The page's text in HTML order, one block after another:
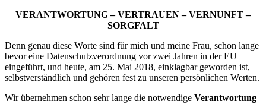
VERANTWORTUNG – VERTRAUEN – VERNUNFT –
SORGFALT
Denn genau diese Worte sind für mich und meine Frau, schon lange
bevor eine Datenschutzverordnung vor zwei Jahren in der EU
eingeführt, und heute, am 25. Mai 2018, einklagbar geworden ist,
selbstverständlich und gehören fest zu unseren persönlichen Werten.
Wir übernehmen schon sehr lange die notwendige Verantwortung